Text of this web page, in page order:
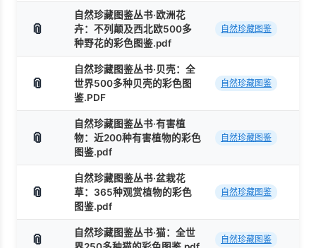
📎
自然珍藏图鉴丛书·欧洲花
卉：不列颠及西北欧500多
种野花的彩色图鉴.pdf
自然珍藏图鉴
📎
自然珍藏图鉴丛书·贝壳：全
世界500多种贝壳的彩色图
鉴.PDF
自然珍藏图鉴
📎
自然珍藏图鉴丛书·有害植
物：近200种有害植物的彩色
图鉴.pdf
自然珍藏图鉴
📎
自然珍藏图鉴丛书·盆栽花
草：365种观赏植物的彩色
图鉴.pdf
自然珍藏图鉴
📎
自然珍藏图鉴丛书·猫：全世
自然珍藏图鉴